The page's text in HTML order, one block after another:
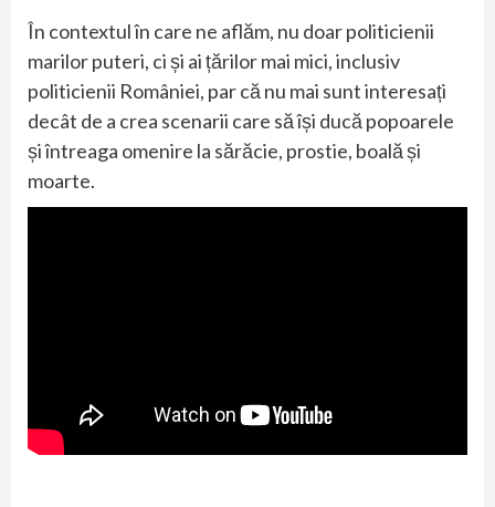
În contextul în care ne aflăm, nu doar politicienii
marilor puteri, ci și ai țărilor mai mici, inclusiv
politicienii României, par că nu mai sunt interesați
decât de a crea scenarii care să își ducă popoarele
și întreaga omenire la sărăcie, prostie, boală și
moarte.